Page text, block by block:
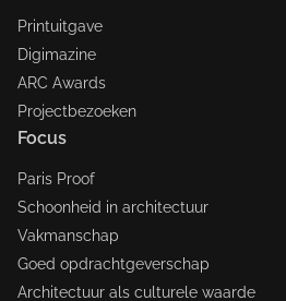
Printuitgave
Digimazine
ARC Awards
Projectbezoeken
Focus
Paris Proof
Schoonheid in architectuur
Vakmanschap
Goed opdrachtgeverschap
Architectuur als culturele waarde